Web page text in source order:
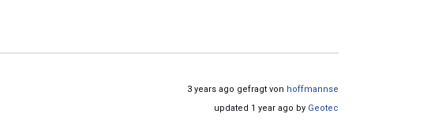
3 years ago gefragt von hoffmannse
updated 1 year ago by Geotec